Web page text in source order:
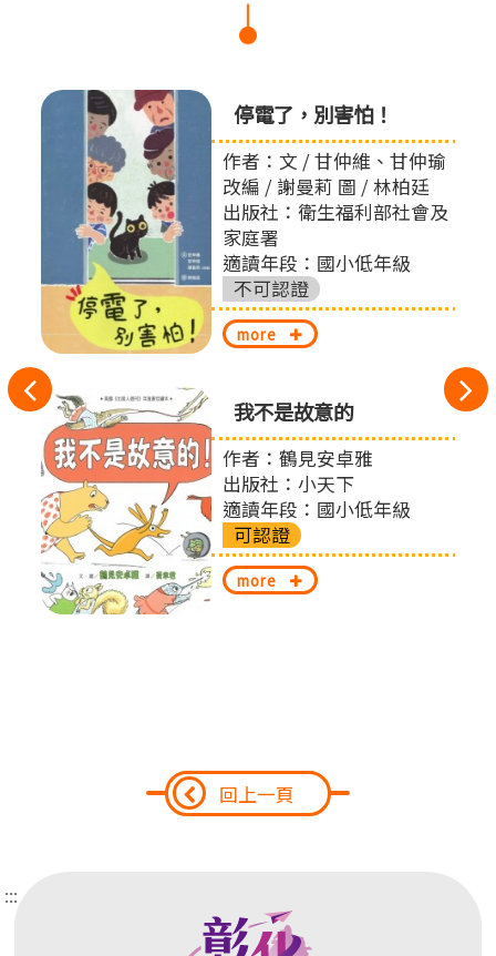
往
左
切
換
停電了，別害怕！
作者：文 / 甘仲維、甘仲瑜
改編 / 謝曼莉 圖 / 林柏廷
出版社：衛生福利部社會及
家庭署
適讀年段：國小低年級
不可認證
more
我不是故意的
作者：鶴見安卓雅
出版社：小天下
適讀年段：國小低年級
可認證
more
回上一頁
:::